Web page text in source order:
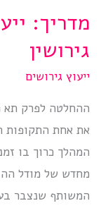
מדריך:
גירושין
ייעוץ גירושים
ההחלטה לפרק תא
את אחת התקופות
המהלך כרוך בו
מחדש של מודל
המשותף שנצבר